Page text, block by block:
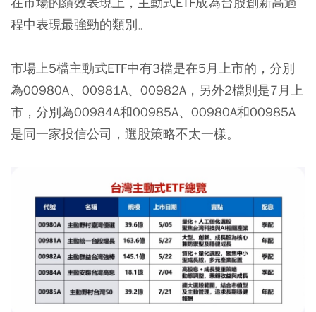
程中表現最強勁的類別。
市場上5檔主動式ETF中有3檔是在5月上市的，分別
為00980A、00981A、00982A，另外2檔則是7月上
市，分別為00984A和00985A、00980A和00985A
是同一家投信公司，選股策略不太一樣。